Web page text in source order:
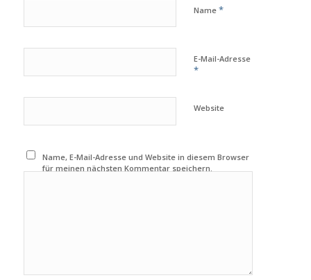
Name *
E-Mail-Adresse
*
Website
Name, E-Mail-Adresse und Website in diesem Browser
für meinen nächsten Kommentar speichern.